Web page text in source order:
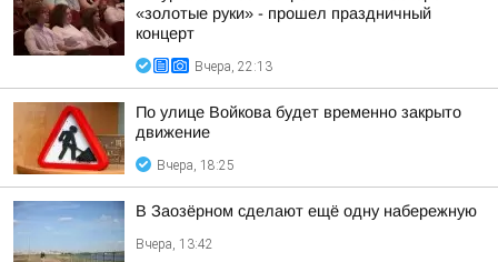
«золотые руки» - прошел праздничный
концерт
Вчера, 22:13
По улице Войкова будет временно закрыто
движение
Вчера, 18:25
В Заозёрном сделают ещё одну набережную
Вчера, 13:42